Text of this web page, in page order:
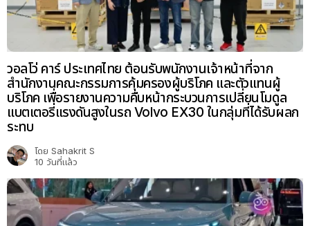
วอลโว่ คาร์ ประเทศไทย ต้อนรับพนักงานเจ้าหน้าที่จาก
สำนักงานคณะกรรมการคุ้มครองผู้บริโภค และตัวแทนผู้
บริโภค เพื่อรายงานความคืบหน้ากระบวนการเปลี่ยนโมดูล
แบตเตอรี่แรงดันสูงในรถ Volvo EX30 ในกลุ่มที่ได้รับผลก
ระทบ
โดย Sahakrit S
10 วันที่แล้ว